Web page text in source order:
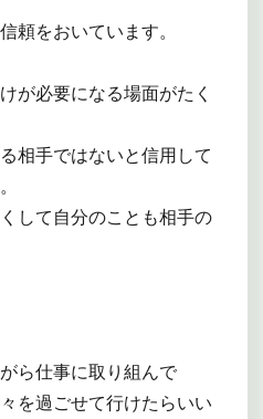
頼をおいています。
が必要になる場面がたく
相手ではないと信用して
して自分のことも相手の
ら仕事に取り組んで
を過ごせて行けたらいい